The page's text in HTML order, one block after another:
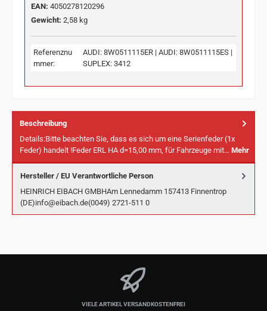
EAN: 4050278120296
Gewicht: 2,58 kg
Referenznu
mmer:
AUDI: 8W0511115ER | AUDI: 8W0511115ES |
SUPLEX: 3412
Beschreibung
Details:Bitte beachten Sie, dass es sich um eine Serienfeder (1x
Feder) handelt !Feder ERL HA d=15,00 mm, für Fahrzeuge mit… Mehr
Hersteller / EU Verantwortliche Person
HEINRICH EIBACH GMBHAm Lennedamm 157413 Finnentrop
(DE)info@eibach.de(0049) 2721-511 0
VIELE ARTIKEL VERSANDKOSTENFREI